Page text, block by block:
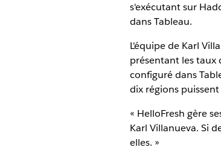
s'exécutant sur
dans Tableau.
L'équipe de Karl
présentant les taux
configuré dans
dix régions
« HelloFresh gère
Karl Villanueva. Si
elles. »